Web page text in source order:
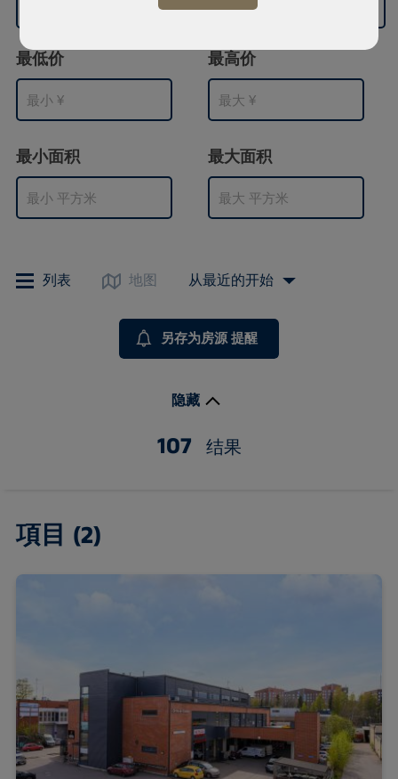
最低价 最高价
最小面积 最大面积
列表 地图 从最近的开始
另存为房源 提醒
隐藏
107 结果
項目 (2)